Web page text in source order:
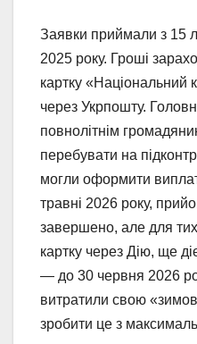
Заявки приймали з 15
2025 року. Гроші
картку
через Укрпошту.
повнолітнім
перебувати на
могли оформити
травні 2026 року,
завершено, але для
картку через Дію, ще
— до 30 червня 2026
витратили свою
зробити це з